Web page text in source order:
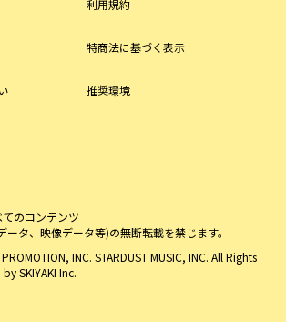
利用規約
特商法に基づく表示
推奨環境
のコンテンツ
ータ、映像データ等)の無断転載を禁じます。
INC. STARDUST MUSIC, INC. All Rights
bySKIYAKI Inc.